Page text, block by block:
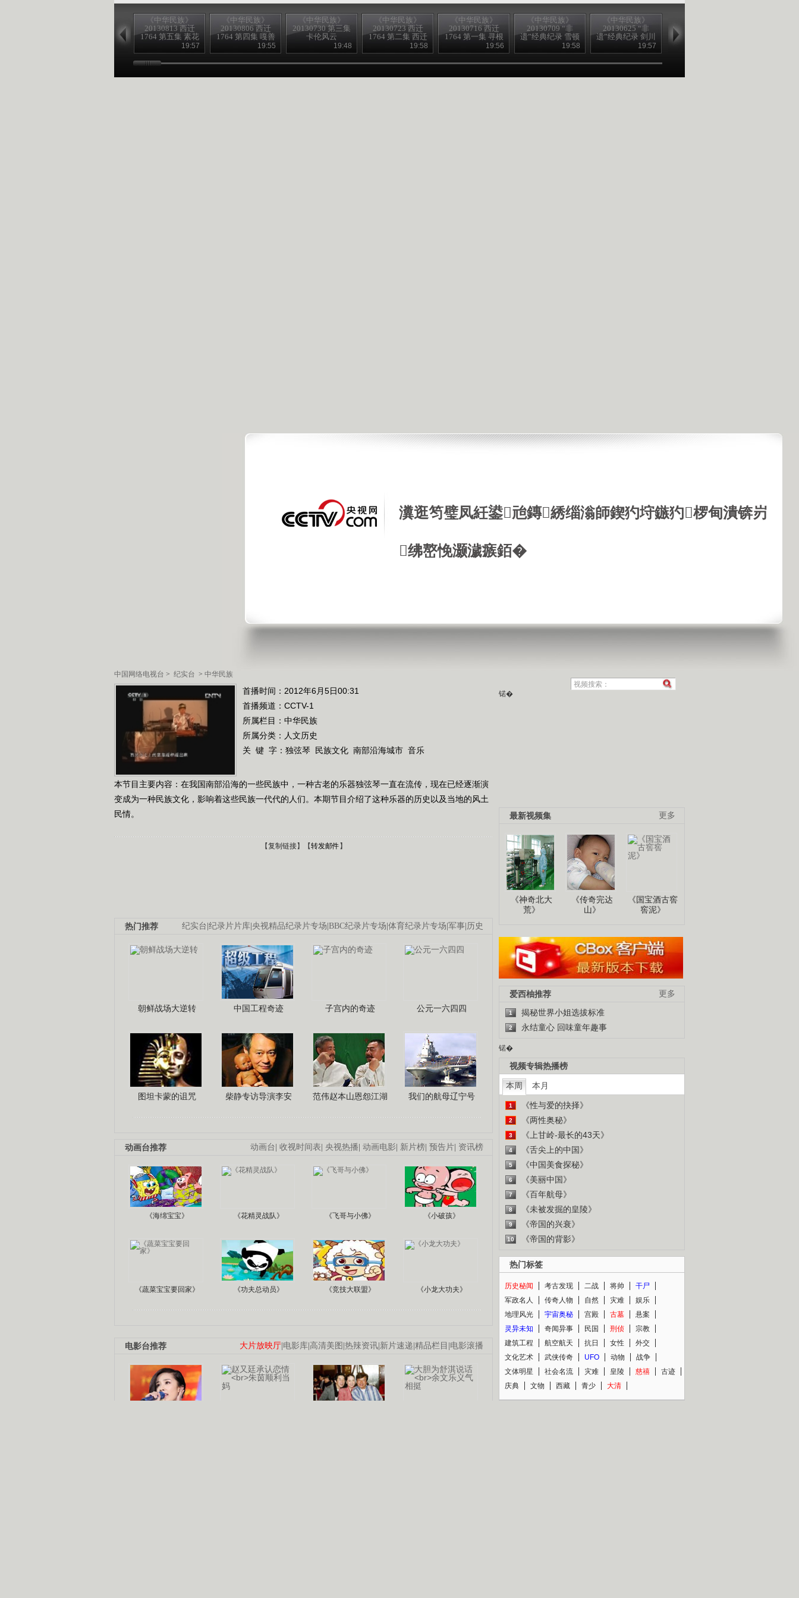
瀵逛笉璧凤紝鍙兘鏄綉缁滃師鍥犳垨鏃犳椤甸潰锛岃
绋嶅悗灏濊瘯銆�
中国网络电视台 > 纪实台 > 中华民族
《中华民族》
20130813 西迁
1764 第五集 素花
19:57
《中华民族》
20130806 西迁
1764 第四集 嘎善
19:55
《中华民族》
20130730 第三集
卡伦风云
19:48
《中华民族》
20130723 西迁
1764 第二集 西迁
19:58
《中华民族》
20130716 西迁
1764 第一集 寻根
19:56
《中华民族》
20130709 “非
遗”经典纪录 雪顿
19:58
《中华民族》
20130625 “非
遗”经典纪录 剑川
木雕 下集19:57
遗”经典纪录 裕固
首播时间：2012年6月5日00:31
首播频道： CCTV-1
所属栏目： 中华民族
所属分类：人文历史
关 键 字： 独弦琴 民族文化 南部沿海城市 音乐
本节目主要内容：在我国南部沿海的一些民族中，一种古老的乐器独弦琴一直在流传，现在已经逐渐演
变成为一种民族文化，影响着这些民族一代代的人们。本期节目介绍了这种乐器的历史以及当地的风土
民情。
【复制链接】【转发邮件】
纪实台|纪录片片库|央视精品纪录片专场|BBC纪录片专场|体育纪录片专场|军事| 历史
热门推荐
朝鲜战场大逆转 中国工程奇迹 子宫内的奇迹 公元一六四四
图坦卡蒙的诅咒 柴静专访导演李安 范伟赵本山恩怨江湖 我们的航母辽宁号
动画台| 收视时间表| 央视热播| 动画电影| 新片榜| 预告片| 资讯榜
动画台推荐
《海绵宝宝》 《花精灵战队》 《飞哥与小佛》 《小破孩》
《蔬菜宝宝要回家》 《功夫总动员》 《竞技大联盟》 《小龙大功夫》
大片放映厅|电影库|高清美图 |热辣资讯|新片速递|精品栏目 |电影滚播
电影台推荐
锘�
更多
最新视频集
《神奇北大
荒》
《传奇完达
山》
《国宝酒古窖
窖泥》
更多
爱西柚推荐
1 揭秘世界小姐选拔标准
2 永结童心 回味童年趣事
锘�
视频专辑热播榜
本周 本月
1 《性与爱的抉择》
2 《两性奥秘》
3 《上甘岭-最长的43天》
4 《舌尖上的中国》
5 《中国美食探秘》
6 《美丽中国》
7 《百年航母》
8 《未被发掘的皇陵》
9 《帝国的兴衰》
10 《帝国的背影》
热门标签
历史秘闻 考古发现 二战 将帅
干尸
军政名人
传奇人物 自然 灾难
娱乐
地理风光
宇宙奥秘 宫殿 古墓
悬案
灵异未知
奇闻异事 民国 刑侦
宗教
建筑工程
航空航天 抗日 女性
外交
文化艺术
武侠传奇 UFO 动物
战争
文体明星
社会名流 灾难 皇陵 慈禧
古迹
庆典
文物 西藏 青少 大清